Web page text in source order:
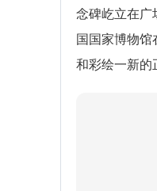
念碑屹立在广
国国家博物
和彩绘一新的